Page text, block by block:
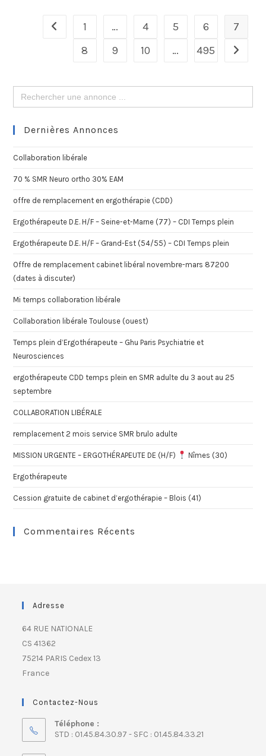
1 … 4 5 6
7
8
9 10 … 495
Search
for:
Dernières Annonces
Collaboration libérale
70 % SMR Neuro ortho 30% EAM
offre de remplacement en ergothérapie (CDD)
Ergothérapeute D.E. H/F – Seine-et-Marne (77) – CDI Temps plein
Ergothérapeute D.E. H/F – Grand-Est (54/55) – CDI Temps plein
Offre de remplacement cabinet libéral novembre-mars 87200
(dates à discuter)
Mi temps collaboration libérale
Collaboration libérale Toulouse (ouest)
Temps plein d’Ergothérapeute – Ghu Paris Psychiatrie et
Neurosciences
ergothérapeute CDD temps plein en SMR adulte du 3 aout au 25
septembre
COLLABORATION LIBÉRALE
remplacement 2 mois service SMR brulo adulte
MISSION URGENTE – ERGOTHÉRAPEUTE DE (H/F) Nîmes (30)
Ergothérapeute
Cession gratuite de cabinet d’ergothérapie – Blois (41)
Commentaires Récents
Adresse
64 RUE NATIONALE
CS 41362
75214 PARIS Cedex 13
France
Contactez-Nous
Téléphone :
STD : 01.45.84.30.97 - SFC : 01.45.84.33.21